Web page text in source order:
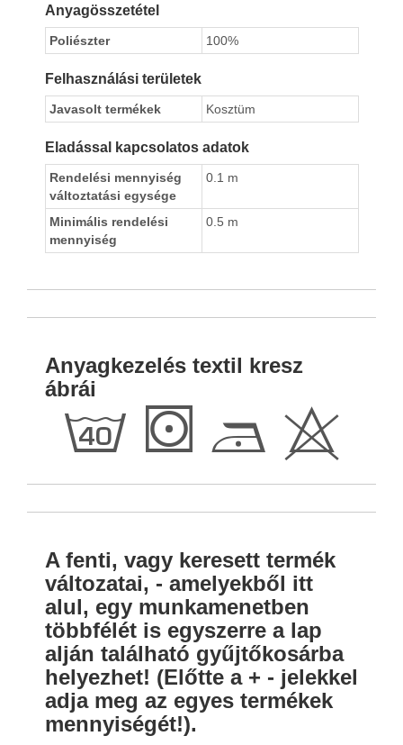
Anyagösszetétel
Poliészter 100%
Felhasználási területek
Javasolt termékek Kosztüm
Eladással kapcsolatos adatok
Rendelési mennyiség
változtatási egysége
0.1 m
Minimális rendelési
mennyiség
0.5 m
Anyagkezelés textil kresz
ábrái
h S D H
A fenti, vagy keresett termék
változatai, - amelyekből itt
alul, egy munkamenetben
többfélét is egyszerre a lap
alján található gyűjtőkosárba
helyezhet! (Előtte a + - jelekkel
adja meg az egyes termékek
mennyiségét!).